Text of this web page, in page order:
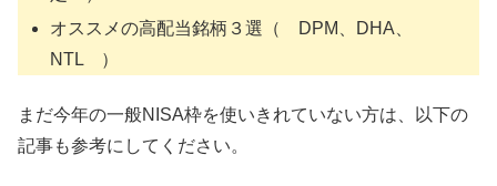
オススメの高配当銘柄３選（ DPM、DHA、
NTL ）
まだ今年の一般NISA枠を使いきれていない方は、以下の
記事も参考にしてください。